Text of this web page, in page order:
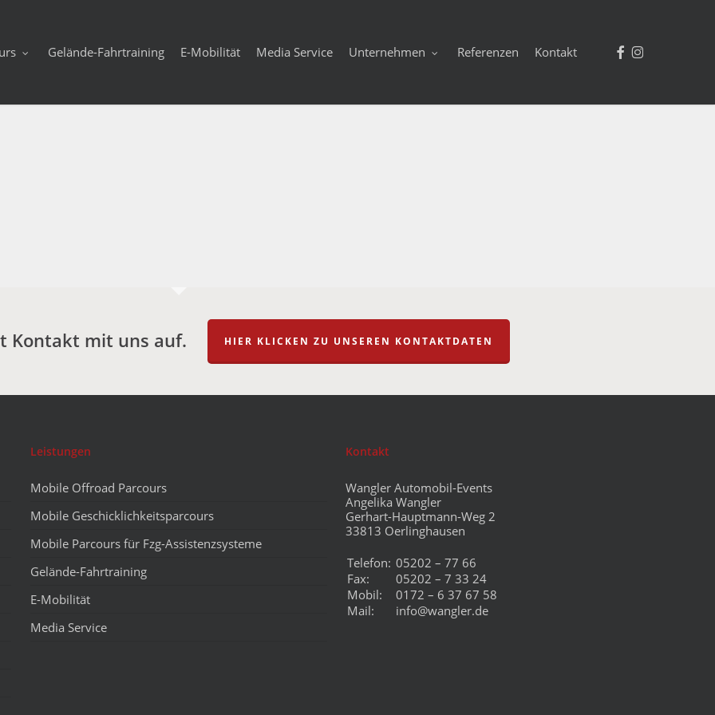
Gelände-Fahrtraining E-Mobilität Media Service Unternehmen Referenzen Kontakt facebook
instagram
Kontakt mit uns auf. HIER KLICKEN ZU UNSEREN KONTAKTDATEN
Leistungen
Mobile Offroad Parcours
Mobile Geschicklichkeitsparcours
Mobile Parcours für Fzg-Assistenzsysteme
Gelände-Fahrtraining
E-Mobilität
Media Service
Kontakt
Wangler Automobil-Events
Angelika Wangler
Gerhart-Hauptmann-Weg 2
33813 Oerlinghausen
Telefon: 05202 – 77 66
Fax:
05202 – 7 33 24
Mobil:
0172 – 6 37 67 58
Mail:
info@wangler.de